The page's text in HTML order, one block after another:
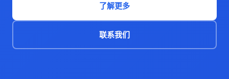
了解更多
联系我们